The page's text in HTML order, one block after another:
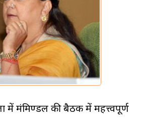
में मंत्रिमण्डल की बैठक में महत्त्वपूर्ण